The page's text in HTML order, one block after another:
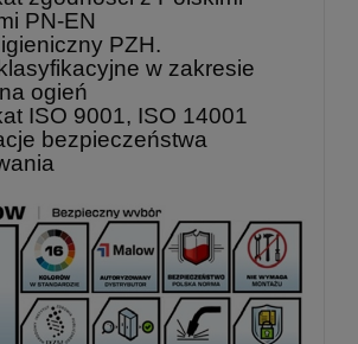
PN-EN
PZH.
w zakresie
ogień
ISO 9001, ISO 14001
bezpieczeństwa